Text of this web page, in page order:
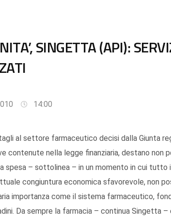
SINGETTA (API):
14:00
al settore farmaceutico decisi dalla Giunta
contenute nella legge finanziaria, destano non
spesa – sottolinea – in un momento in cui
congiuntura economica sfavorevole, non
importanza come il sistema farmaceutico,
Da sempre la farmacia – continua Singetta –